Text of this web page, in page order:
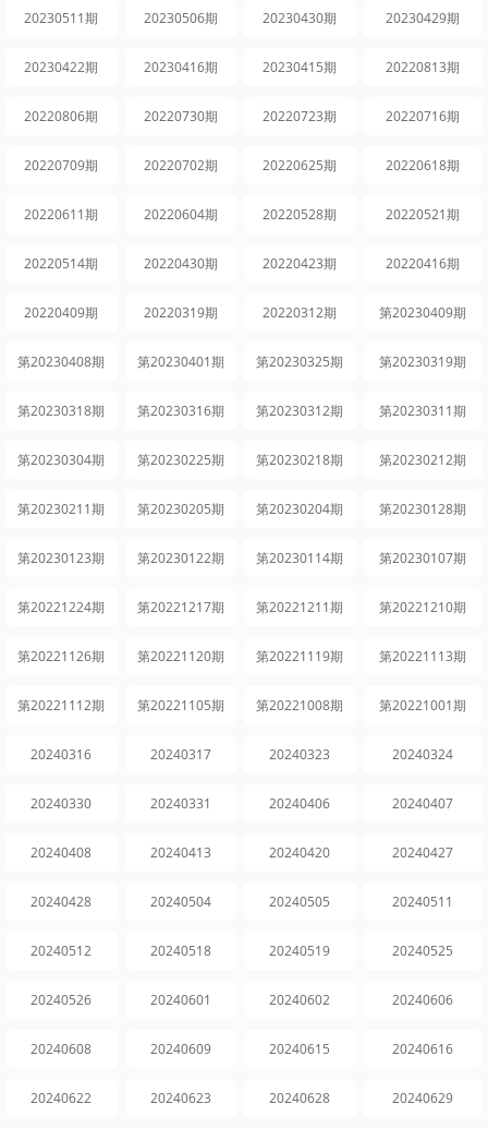
20230511期 20230506期 20230430期 20230429期
20230422期 20230416期 20230415期 20220813期
20220806期 20220730期 20220723期 20220716期
20220709期 20220702期 20220625期 20220618期
20220611期 20220604期 20220528期 20220521期
20220514期 20220430期 20220423期 20220416期
20220409期 20220319期 20220312期 第20230409期
第20230408期 第20230401期 第20230325期 第20230319期
第20230318期 第20230316期 第20230312期 第20230311期
第20230304期 第20230225期 第20230218期 第20230212期
第20230211期 第20230205期 第20230204期 第20230128期
第20230123期 第20230122期 第20230114期 第20230107期
第20221224期 第20221217期 第20221211期 第20221210期
第20221126期 第20221120期 第20221119期 第20221113期
第20221112期 第20221105期 第20221008期 第20221001期
20240316 20240317 20240323 20240324
20240330 20240331 20240406 20240407
20240408 20240413 20240420 20240427
20240428 20240504 20240505 20240511
20240512 20240518 20240519 20240525
20240526 20240601 20240602 20240606
20240608 20240609 20240615 20240616
20240622 20240623 20240628 20240629